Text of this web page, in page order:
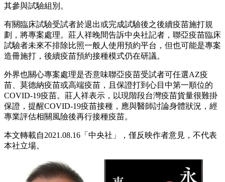
其參與試驗組別。
有關臨床試驗受試者於退出或完成試驗後之後續疫苗施打規
劃，將專案處理。莊人祥晚間告訴中央社記者，聯亞疫苗臨床
試驗者未來不排除比照一般人使用預約平台，但也可能是專案
造冊施打，後續疫苗預約接種模式仍在研議。
外界也關心專案處理是否意味聯亞疫苗受試者可任選AZ疫
苗、莫德納疫苗或高端疫苗，且保證打到心目中第一順位的
COVID-19疫苗。莊人祥表示，以現階段台灣疫苗貨量很難掛
保證，提醒COVID-19疫苗接種，應與醫師討論身體狀況，經
專業評估相關風險後再行接種疫苗。
本文轉載自2021.08.16 「中央社」， 僅反映作者意見，不代表
本社立場。